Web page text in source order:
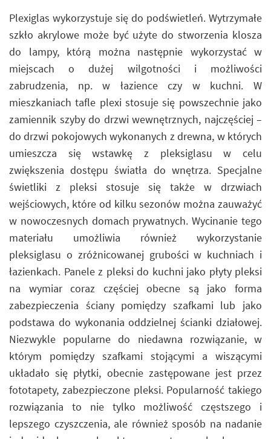
Plexiglas wykorzystuje się do podświetleń. Wytrzymałe
szkło akrylowe może być użyte do stworzenia klosza
do lampy, którą można następnie wykorzystać w
miejscach o dużej wilgotności i możliwości
zabrudzenia, np. w łazience czy w kuchni. W
mieszkaniach tafle plexi stosuje się powszechnie jako
zamiennik szyby do drzwi wewnętrznych, najczęściej –
do drzwi pokojowych wykonanych z drewna, w których
umieszcza się wstawkę z pleksiglasu w celu
zwiększenia dostępu światła do wnętrza. Specjalne
świetliki z pleksi stosuje się także w drzwiach
wejściowych, które od kilku sezonów można zauważyć
w nowoczesnych domach prywatnych. Wycinanie tego
materiału umożliwia również wykorzystanie
pleksiglasu o zróżnicowanej grubości w kuchniach i
łazienkach. Panele z pleksi do kuchni jako płyty pleksi
na wymiar coraz częściej obecne są jako forma
zabezpieczenia ściany pomiędzy szafkami lub jako
podstawa do wykonania oddzielnej ścianki działowej.
Niezwykle popularne do niedawna rozwiązanie, w
którym pomiędzy szafkami stojącymi a wiszącymi
układało się płytki, obecnie zastępowane jest przez
fototapety, zabezpieczone pleksi. Popularność takiego
rozwiązania to nie tylko możliwość częstszego i
lepszego czyszczenia, ale również sposób na nadanie